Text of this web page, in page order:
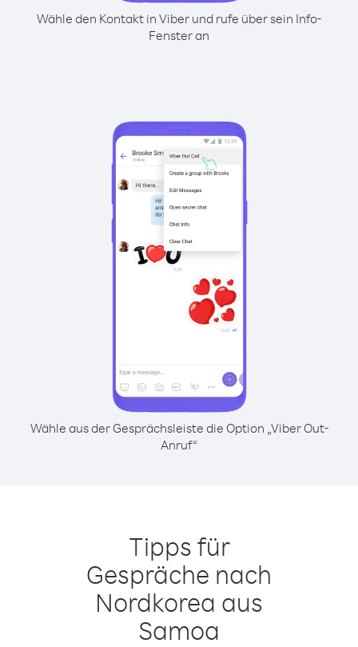
Wähle den Kontakt in Viber und rufe über sein Info-
Fenster an
Wähle aus der Gesprächsleiste die Option „Viber Out-
Anruf“
Tipps für
Gespräche nach
Nordkorea aus
Samoa